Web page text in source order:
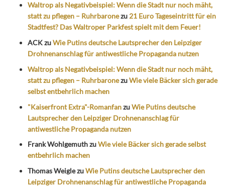
Waltrop als Negativbeispiel: Wenn die Stadt nur noch mäht,
statt zu pflegen – Ruhrbaronezu 21 Euro Tageseintritt für ein
Stadtfest? Das Waltroper Parkfest spielt mit dem Feuer!
ACKzuWie Putins deutsche Lautsprecher den Leipziger
Drohnenanschlag für antiwestliche Propaganda nutzen
Waltrop als Negativbeispiel: Wenn die Stadt nur noch mäht,
statt zu pflegen – RuhrbaronezuWie viele Bäcker sich gerade
selbst entbehrlich machen
"Kaiserfront Extra"-RomanfanzuWie Putins deutsche
Lautsprecher den Leipziger Drohnenanschlag für
antiwestliche Propaganda nutzen
Frank WohlgemuthzuWie viele Bäcker sich gerade selbst
entbehrlich machen
Thomas WeiglezuWie Putins deutsche Lautsprecher den
Leipziger Drohnenanschlag für antiwestliche Propaganda